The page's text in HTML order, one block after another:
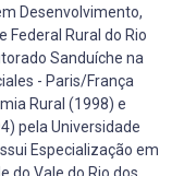
Desenvolvimento,
Federal Rural do Rio
Sanduíche na
- Paris/França
Rural (1998) e
pela Universidade
Especialização em